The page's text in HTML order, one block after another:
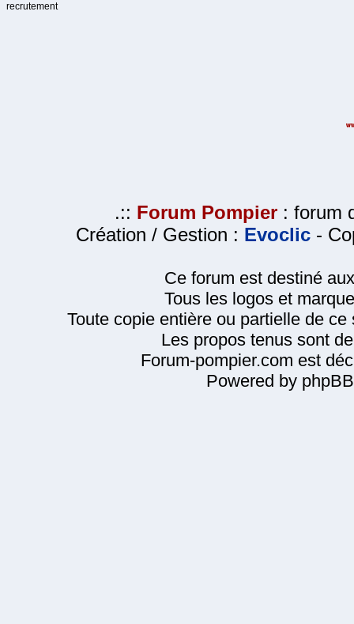
recrutement
.:: Forum Pompier : forum
Création / Gestion : Evoclic -
Ce forum est destiné
Tous les logos et
Toute copie entière ou partielle de
Les propos tenus sont
Forum-pompier.com est
Powered by